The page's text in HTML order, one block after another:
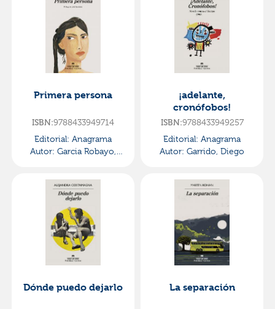
Primera persona
ISBN:9788433949714
Editorial: Anagrama
Autor: Garcia Robayo,
¡adelante,
cronófobos!
ISBN:9788433949257
Editorial: Anagrama
Autor: Garrido, Diego
Dónde puedo dejarlo La separación